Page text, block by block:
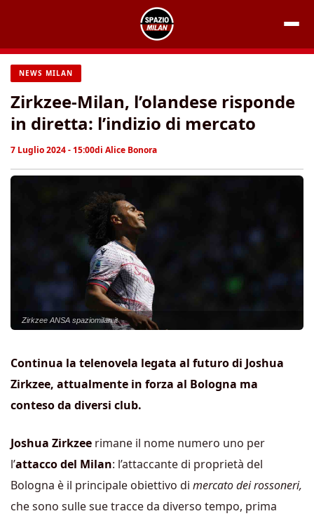
contenuto
NEWS MILAN
Zirkzee-Milan, l’olandese risponde
in diretta: l’indizio di mercato
7 Luglio 2024 - 15:00di Alice Bonora
Zirkzee ANSA spaziomilan.it
Continua la telenovela legata al futuro di Joshua
Zirkzee, attualmente in forza al Bologna ma
conteso da diversi club.
Joshua Zirkzee rimane il nome numero uno per
l’attacco del Milan: l’attaccante di proprietà del
Bologna è il principale obiettivo di mercato dei rossoneri,
che sono sulle sue tracce da diverso tempo, prima